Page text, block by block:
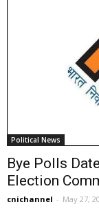
Political News
Bye Polls
Election
cnichannel - May 27,